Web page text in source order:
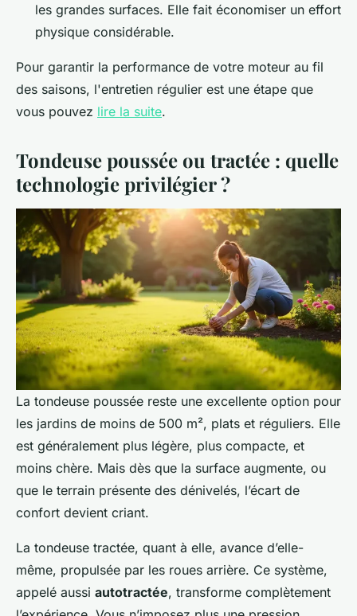
les grandes surfaces. Elle fait économiser un effort
physique considérable.
Pour garantir la performance de votre moteur au fil
des saisons, l'entretien régulier est une étape que
vous pouvez lire la suite.
Tondeuse poussée ou tractée : quelle
technologie privilégier ?
La tondeuse poussée reste une excellente option pour
les jardins de moins de 500 m², plats et réguliers. Elle
est généralement plus légère, plus compacte, et
moins chère. Mais dès que la surface augmente, ou
que le terrain présente des dénivelés, l’écart de
confort devient criant.
La tondeuse tractée, quant à elle, avance d’elle-
même, propulsée par les roues arrière. Ce système,
appelé aussi autotractée, transforme complètement